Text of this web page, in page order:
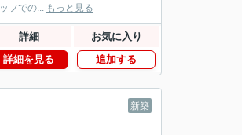
フでの... もっと見る
詳細 お気に入り
詳細を見る 追加する
新築